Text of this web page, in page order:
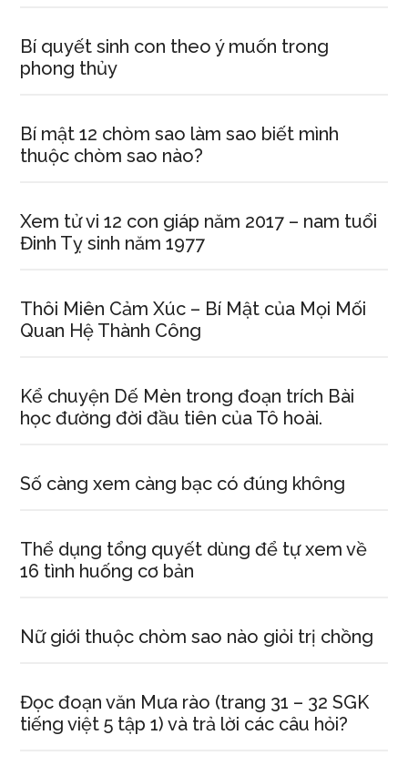
Bí quyết sinh con theo ý muốn trong
phong thủy
Bí mật 12 chòm sao làm sao biết mình
thuộc chòm sao nào?
Xem tử vi 12 con giáp năm 2017 – nam tuổi
Đinh Tỵ sinh năm 1977
Thôi Miên Cảm Xúc – Bí Mật của Mọi Mối
Quan Hệ Thành Công
Kể chuyện Dế Mèn trong đoạn trích Bài
học đường đời đầu tiên của Tô hoài.
Số càng xem càng bạc có đúng không
Thể dụng tổng quyết dùng để tự xem về
16 tình huống cơ bản
Nữ giới thuộc chòm sao nào giỏi trị chồng
Đọc đoạn văn Mưa rào (trang 31 – 32 SGK
tiếng việt 5 tập 1) và trả lời các câu hỏi?